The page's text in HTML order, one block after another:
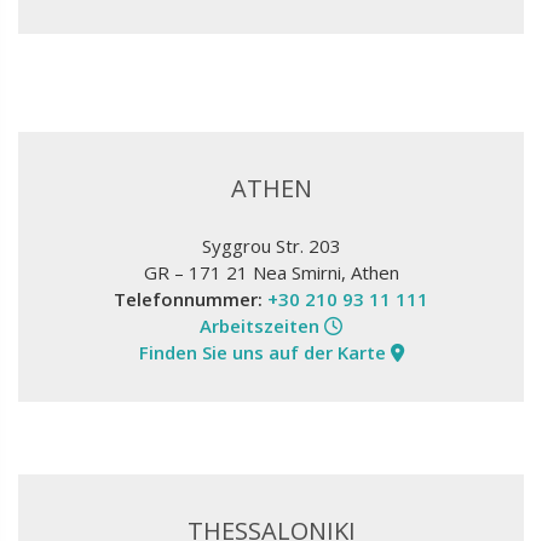
ATHEN
Syggrou Str. 203
GR – 171 21 Nea Smirni, Athen
Telefonnummer: +30 210 93 11 111
Arbeitszeiten
Finden Sie uns auf der Karte
THESSALONIKI